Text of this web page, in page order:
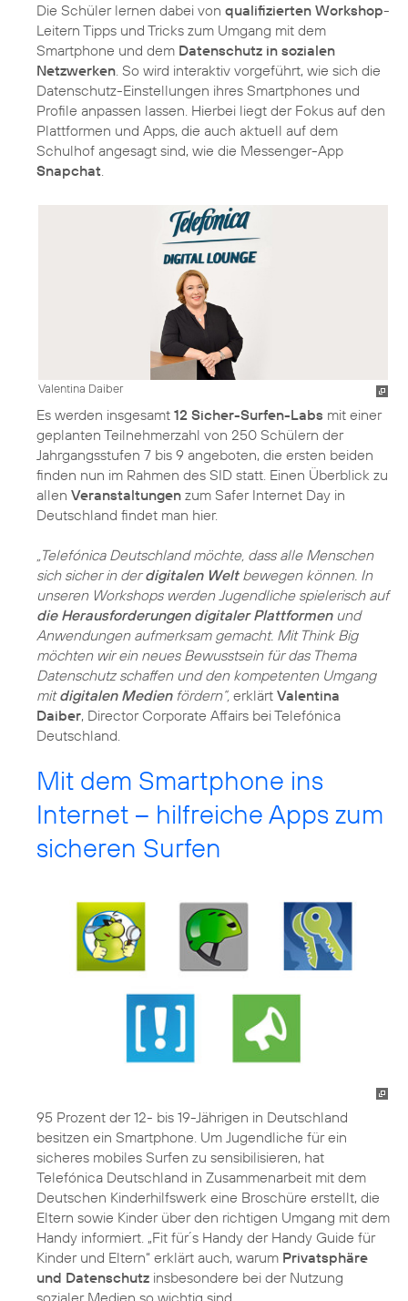
Die Schüler lernen dabei von qualifizierten Workshop-
Leitern Tipps und Tricks zum Umgang mit dem
Smartphone und dem Datenschutz in sozialen
Netzwerken. So wird interaktiv vorgeführt, wie sich die
Datenschutz-Einstellungen ihres Smartphones und
Profile anpassen lassen. Hierbei liegt der Fokus auf den
Plattformen und Apps, die auch aktuell auf dem
Schulhof angesagt sind, wie die Messenger-App
Snapchat.
Valentina Daiber
Es werden insgesamt 12 Sicher-Surfen-Labs mit einer
geplanten Teilnehmerzahl von 250 Schülern der
Jahrgangsstufen 7 bis 9 angeboten, die ersten beiden
finden nun im Rahmen des SID statt. Einen Überblick zu
allen Veranstaltungen zum Safer Internet Day in
Deutschland findet man hier.
„Telefónica Deutschland möchte, dass alle Menschen
sich sicher in derdigitalen Weltbewegen können. In
unseren Workshops werden Jugendliche spielerisch auf
die Herausforderungen digitaler Plattformenund
Anwendungen aufmerksam gemacht. Mit Think Big
möchten wir ein neues Bewusstsein für das Thema
Datenschutz schaffen und den kompetenten Umgang
mitdigitalen Medienfördern“, erklärt Valentina
Daiber, Director Corporate Affairs bei Telefónica
Deutschland.
Mit dem Smartphone ins
Internet – hilfreiche Apps zum
sicheren Surfen
95 Prozent der 12- bis 19-Jährigen in Deutschland
besitzen ein Smartphone. Um Jugendliche für ein
sicheres mobiles Surfen zu sensibilisieren, hat
Telefónica Deutschland in Zusammenarbeit mit dem
Deutschen Kinderhilfswerk eine Broschüre erstellt, die
Eltern sowie Kinder über den richtigen Umgang mit dem
Handy informiert. „Fit für´s Handy der Handy Guide für
Kinder und Eltern“ erklärt auch, warum Privatsphäre
und Datenschutz insbesondere bei der Nutzung
sozialer Medien so wichtig sind.